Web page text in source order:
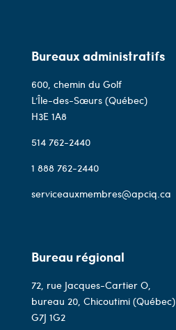
Bureaux administratifs
600, chemin du Golf
L’Île-des-Sœurs (Québec)
H3E 1A8
514 762-2440
1 888 762-2440
serviceauxmembres@apciq.ca
Bureau régional
72, rue Jacques-Cartier O,
bureau 20, Chicoutimi (Québec)
G7J 1G2